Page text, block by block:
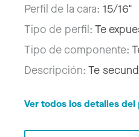
Perfil de la cara: 15/16"
Tipo de perfil: Te
Tipo de componente:
Descripción: Te
Ver todos los detalles